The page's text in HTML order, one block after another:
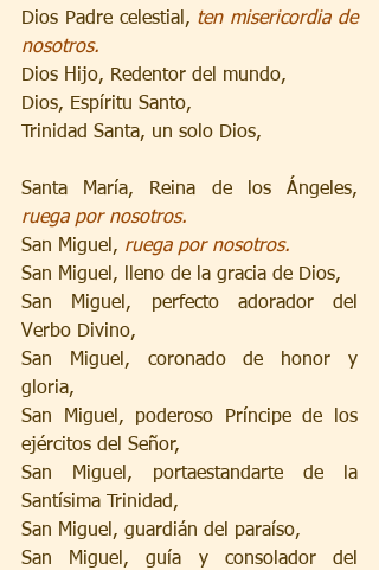
Dios Padre celestial, ten misericordia de
nosotros.
Dios Hijo, Redentor del mundo,
Dios, Espíritu Santo,
Trinidad Santa, un solo Dios,
ruega por nosotros.
San Miguel, ruega por nosotros.
San Miguel, lleno de la gracia de Dios,
San Miguel, perfecto adorador del
Verbo Divino,
San Miguel, coronado de honor y
gloria,
San Miguel, poderoso Príncipe de los
ejércitos del Señor,
San Miguel, portaestandarte de la
Santísima Trinidad,
San Miguel, guardián del paraíso,
San Miguel, guía y consolador del